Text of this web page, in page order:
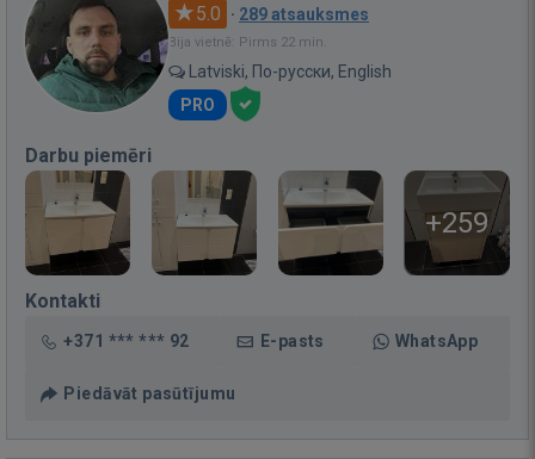
5.0 · 289 atsauksmes
Bija vietnē: Pirms 22 min.
Latviski, По-русски, English
PRO
Darbu piemēri
+259
Kontakti
+371 *** *** 92 E-pasts WhatsApp
Piedāvāt pasūtījumu